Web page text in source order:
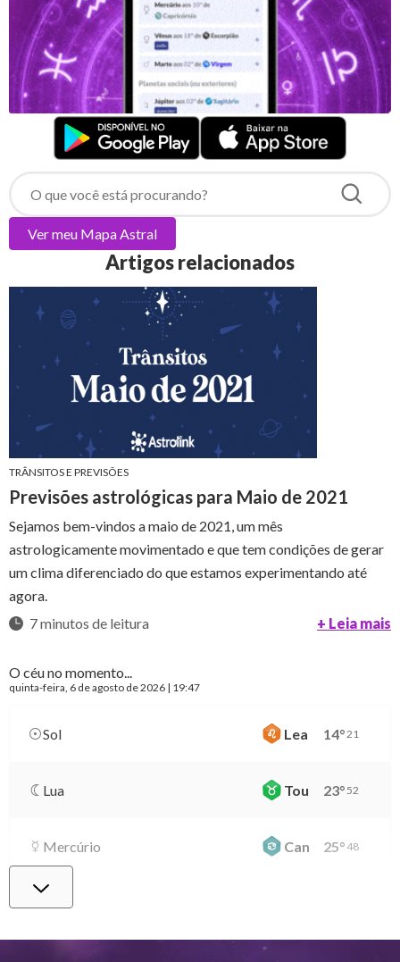
Ver meu Mapa Astral
Artigos relacionados
TRÂNSITOS E PREVISÕES
Previsões astrológicas para Maio de 2021
Sejamos bem-vindos a maio de 2021, um mês
astrologicamente movimentado e que tem condições de gerar
um clima diferenciado do que estamos experimentando até
agora.
7 minutos de leitura
+ Leia mais
O céu no momento...
quinta-feira, 6 de agosto de 2026 | 19:47
Sol Lea 14°21
Lua Tou 23°52
Mercúrio Can 25° 48
Vênus